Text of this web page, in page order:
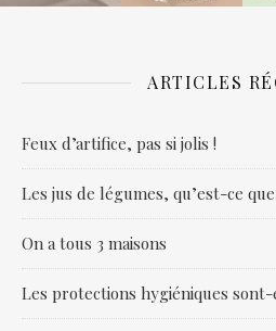
ARTICLES
Feux d’artifice, pas si jolis !
Les jus de légumes, qu’est-ce que
On a tous 3 maisons
Les protections hygiéniques